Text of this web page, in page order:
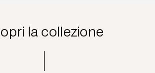
la collezione